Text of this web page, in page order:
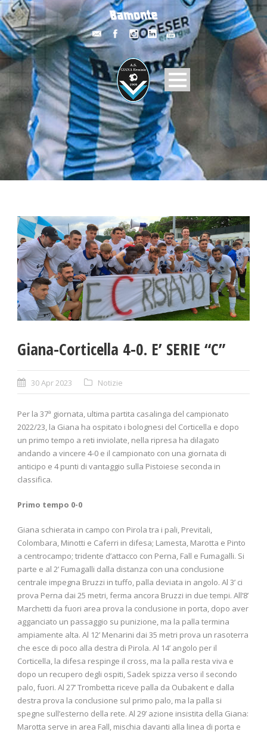
Giana-Corticella 4-0. E’ SERIE “C”
30 Apr 2023 Notizie
Per la 37ª giornata, ultima partita casalinga del campionato
2022/23, la Giana ha ospitato i bolognesi del Corticella e dopo
un primo tempo a reti inviolate, nella ripresa ha dilagato
andando a vincere 4-0 e il campionato con una giornata di
anticipo e 4 punti di vantaggio sulla Pistoiese seconda in
classifica.
Primo tempo 0-0
Giana schierata in campo con Pirola tra i pali, Previtali,
Colombara, Minotti e Caferri in difesa; Lamesta, Marotta e Pinto
a centrocampo; tridente d’attacco con Perna, Fall e Fumagalli. Si
parte e al 2’ Fumagalli dalla distanza con una conclusione
centrale impegna Bruzzi in tuffo, palla deviata in angolo. Al 3’ ci
prova Perna dai 25 metri, ferma ancora Bruzzi in due tempi. All’8’
Marchetti da fuori area prova la conclusione in porta, dopo aver
agganciato un passaggio su punizione, ma la palla termina
ampiamente alta. Al 12’ Menarini dai 35 metri prova un rasoterra
che esce di poco alla destra di Pirola. Al 14’ angolo per il
Corticella, la difesa respinge il cross, ma la palla resta viva e
dopo un recupero degli ospiti, Sadek spizza verso il secondo
palo, fuori. Al 27’ Trombetta riceve palla da Oubakent e dalla
destra prova la conclusione sul primo palo, ma la palla si
spegne sull’esterno della rete. Al 29’ azione insistita della Giana:
Marotta serve in area Fall, mischia davanti alla linea di porta e